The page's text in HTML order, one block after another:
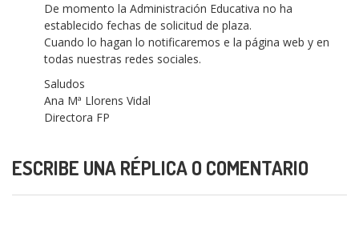
De momento la Administración Educativa no ha
establecido fechas de solicitud de plaza.
Cuando lo hagan lo notificaremos e la página web y en
todas nuestras redes sociales.
Saludos
Ana Mª Llorens Vidal
Directora FP
ESCRIBE UNA RÉPLICA O COMENTARIO